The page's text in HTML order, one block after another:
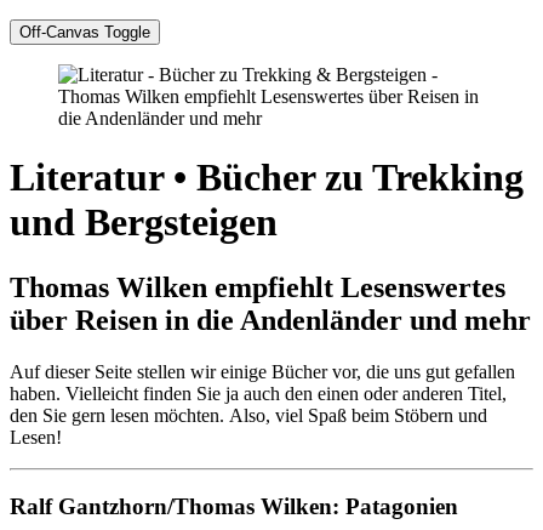
Off-Canvas Toggle
Literatur • Bücher zu Trekking
und Bergsteigen
Thomas Wilken empfiehlt Lesenswertes
über Reisen in die Andenländer und mehr
Auf dieser Seite stellen wir einige Bücher vor, die uns gut gefallen
haben. Vielleicht finden Sie ja auch den einen oder anderen Titel,
den Sie gern lesen möchten. Also, viel Spaß beim Stöbern und
Lesen!
Ralf Gantzhorn/Thomas Wilken: Patagonien